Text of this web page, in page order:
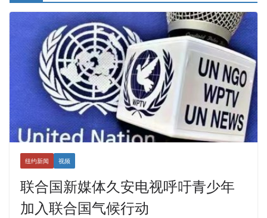
纽约新闻 视频
联合国新媒体久安电视呼吁青少年
加入联合国气候行动